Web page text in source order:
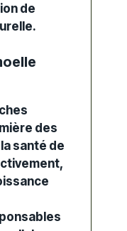
de
des
santé de
,